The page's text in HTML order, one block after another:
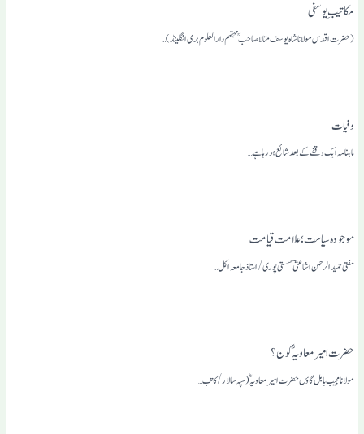
مکاتیبِ یوسفی
(حضرت اقدس مولانا شاہ یوسف متالا صاحبمہتمم دارالعلوم بری انگلینڈ)…
وفیات
ماہنامہ ایک وقفے کے بعد شائع ہو رہا ہے…
موجودہ سیاست؛ علامت قیامت
مفتی حمید الرحمن اشاعتی ؔ سمستی پوری /استاذ جامعہ اکل…
حضرت امیرِ معاویہؓ کون ؟
مولانا مجیب بابل گاؤں حضرت امیر معاویہؓ (سپہ سالار /کاتب…